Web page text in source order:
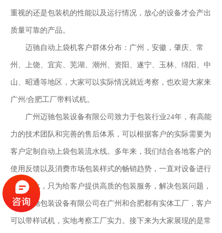
重视的还是包装机的性能以及运行情况，放心的设备才会产出
质量可靠的产品。
迈驰自动上袋机客户群体分布：广州，安徽，肇庆、常
州、上饶、宜宾、芜湖、潮州、资阳、遂宁、玉林、绵阳、中
山、昭通等地区，大家可以实际情况就近考察，也欢迎大家来
广州/合肥工厂带料试机。
广州迈驰包装设备有限公司致力于包装行业24年，有高能
力的技术团队和完善的售后体系，可以根据客户的实际需要为
客户定制自动上袋包装流水线。多年来，我们结合各地客户的
使用反馈以及消费市场包装样式的畅销趋势，一直对设备进行
升级优化，只为给客户提供高质的包装服务，解决包装问题，
广州迈驰包装设备有限公司在广州和合肥都有实体工厂，客户
可以带样试机，实地考察工厂实力。接下来为大家展现的是常